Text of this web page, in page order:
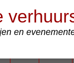
en